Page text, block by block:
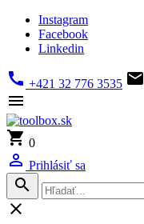
Instagram
Facebook
Linkedin
 +421 32 776 3535 

 0
 Prihlásiť sa

